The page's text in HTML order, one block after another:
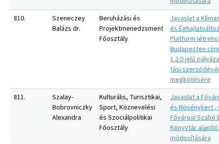
810.
Szeneczey
Balázs dr.
Beruházási és
Projektmenedzsment
Főosztály
Javaslat a
és
Platform
Budapesten
1.2.0 jelű
tási
megkötésére
811.
Szalay-
Bobrovniczky
Alexandra
Kulturális, Turisztikai,
Sport, Köznevelési
és Szociálpolitikai
Főosztály
Javaslat a
és Növénykert ,
Fővárosi Szabó
Könyvtár
módosítására